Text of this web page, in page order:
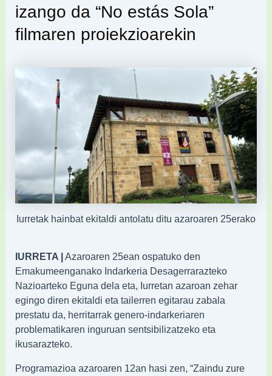
izango da “No estás Sola”
filmaren proiekzioarekin
Iurretak hainbat ekitaldi antolatu ditu azaroaren 25erako
IURRETA |Azaroaren 25ean ospatuko den
Emakumeenganako Indarkeria Desagerrarazteko
Nazioarteko Eguna dela eta, Iurretan azaroan zehar
egingo diren ekitaldi eta tailerren egitarau zabala
prestatu da, herritarrak genero-indarkeriaren
problematikaren inguruan sentsibilizatzeko eta
ikusarazteko.
Programazioa azaroaren 12an hasi zen, “Zaindu zure